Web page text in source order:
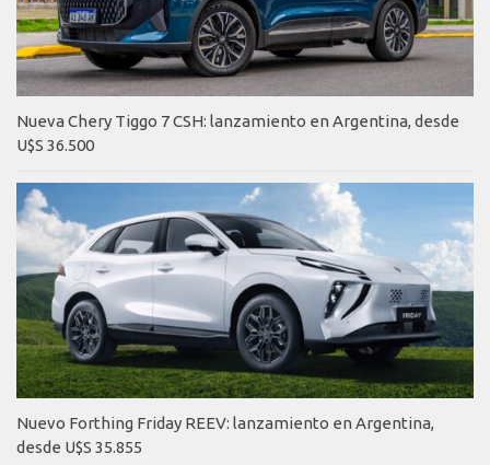
Nueva Chery Tiggo 7 CSH: lanzamiento en Argentina, desde
U$S 36.500
Nuevo Forthing Friday REEV: lanzamiento en Argentina,
desde U$S 35.855